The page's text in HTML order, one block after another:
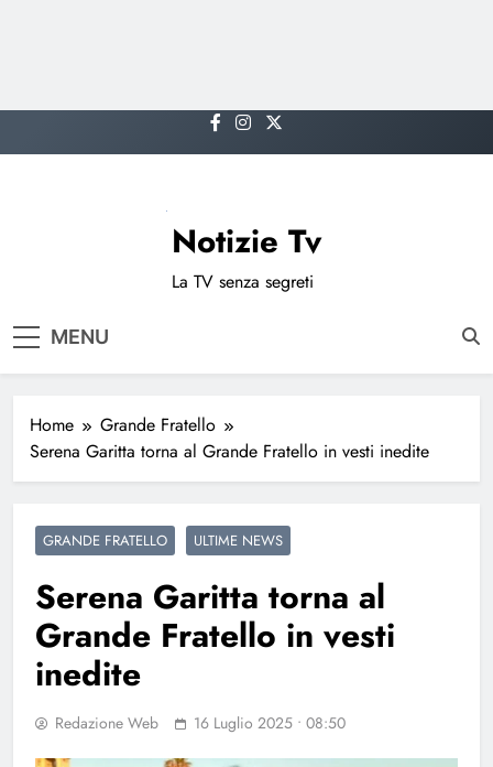
to
Notizie Tv
La TV senza segreti
MENU
Home
Grande Fratello
Serena Garitta torna al Grande Fratello in vesti inedite
GRANDE FRATELLO ULTIME NEWS
Serena Garitta torna al
Grande Fratello in vesti
inedite
Redazione Web 16 Luglio 2025 • 08:50